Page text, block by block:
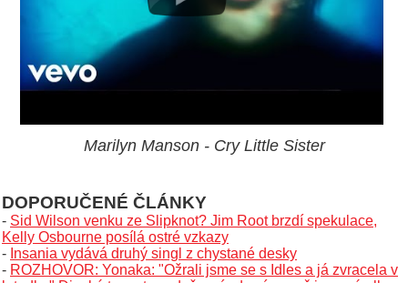
Marilyn Manson - Cry Little Sister
DOPORUČENÉ ČLÁNKY
- Sid Wilson venku ze Slipknot? Jim Root brzdí spekulace,
Kelly Osbourne posílá ostré vzkazy
- Insania vydává druhý singl z chystané desky
- ROZHOVOR: Yonaka: "Ožrali jsme se s Idles a já zvracela v